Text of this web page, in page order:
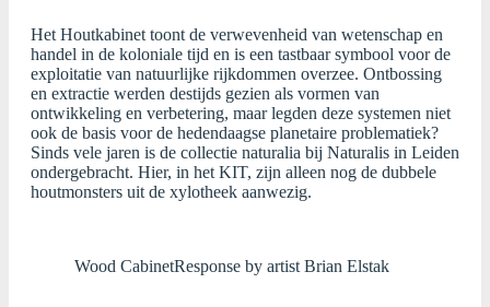
Het Houtkabinet toont de verwevenheid van wetenschap en
handel in de koloniale tijd en is een tastbaar symbool voor de
exploitatie van natuurlijke rijkdommen overzee. Ontbossing
en extractie werden destijds gezien als vormen van
ontwikkeling en verbetering, maar legden deze systemen niet
ook de basis voor de hedendaagse planetaire problematiek?
Sinds vele jaren is de collectie naturalia bij Naturalis in Leiden
ondergebracht. Hier, in het KIT, zijn alleen nog de dubbele
houtmonsters uit de xylotheek aanwezig.
Wood CabinetResponse by artist Brian Elstak